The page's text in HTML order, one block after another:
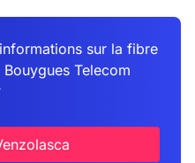
sur la fibre
Telecom